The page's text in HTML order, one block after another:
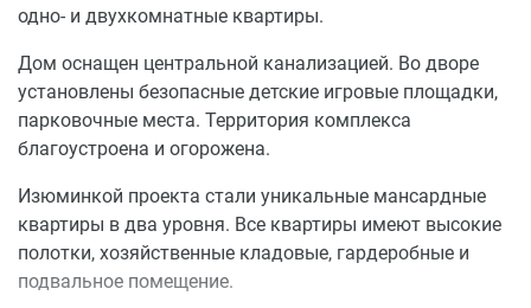
одно- и двухкомнатные квартиры.
Дом оснащен центральной канализацией. Во дворе
установлены безопасные детские игровые площадки,
парковочные места. Территория комплекса
благоустроена и огорожена.
Изюминкой проекта стали уникальные мансардные
квартиры в два уровня. Все квартиры имеют высокие
полотки, хозяйственные кладовые, гардеробные и
подвальное помещение.